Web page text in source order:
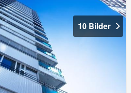
10 Bilder